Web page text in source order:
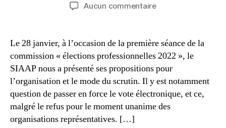
l’article
Aucun commentairesur
Ouvrière
dit
NON
!
Le 28 janvier, à l’occasion de la première séance de la
commission « élections professionnelles 2022 », le
SIAAP nous a présenté ses propositions pour
l’organisation et le mode du scrutin. Il y est notamment
question de passer en force le vote électronique, et ce,
malgré le refus pour le moment unanime des
organisations représentatives. […]